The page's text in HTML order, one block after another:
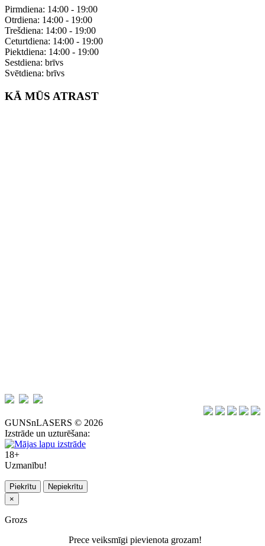
Pirmdiena: 14:00 - 19:00
Otrdiena: 14:00 - 19:00
Trešdiena: 14:00 - 19:00
Ceturtdiena: 14:00 - 19:00
Piektdiena: 14:00 - 19:00
Sestdiena: brīvs
Svētdiena: brīvs
KĀ MŪS ATRAST
GUNSnLASERS © 2026
Izstrāde un uzturēšana:
18+
Uzmanību!
Piekrītu
Nepiekrītu
×
Grozs
Prece veiksmīgi pievienota grozam!